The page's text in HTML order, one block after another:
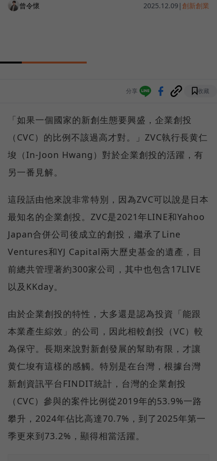
曾令懷 2025.12.09 |創新創業
分享 收藏
「如果一個國家的新創生態要興盛，企業創投
（CVC）的比例不該過高才對。」ZVC執行長黄仁
埈（In-Joon Hwang）對於企業創投的活躍，有
另一番見解。
這段話由他來說非常特別，因為ZVC可以說是日本
最知名的企業創投。ZVC是2021年LINE和Yahoo
Japan合併公司後成立的創投，繼承了Line
Ventures和YJ Capital兩大歷史基金的遺產，目
前總共管理著約300家公司，其中也包含17LIVE
以及KKday。
由於企業創投的特性，大多還是認為投資「能跟
本業產生綜效」的公司，因此相較創投（VC）較
為保守。長期來說對新創發展的幫助有限，才讓
黄仁埈有這樣的感觸。特別是在台灣，根據台灣
新創資訊平台FINDIT統計，台灣的企業創投
（CVC）參與的案件比例從2019年的53.9%一路
攀升，2024年佔比高達70.7%，到了2025年第一
季更來到73.2%，顯得相當活躍。